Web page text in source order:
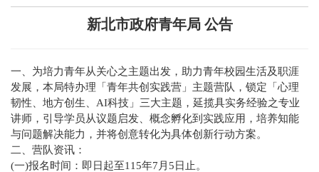
新北市政府青年局 公告
一、为培力青年从关心之主题出发，助力青年校园生活及职涯
发展，本局特办理「青年共创实践营」主题营队，锁定「心理
韧性、地方创生、AI科技」三大主题，延揽具实务经验之专业
讲师，引导学员从议题启发、概念孵化到实践应用，培养知能
与问题解决能力，并将创意转化为具体创新行动方案。
二、营队资讯：
(一)报名时间：即日起至115年7月5日止。